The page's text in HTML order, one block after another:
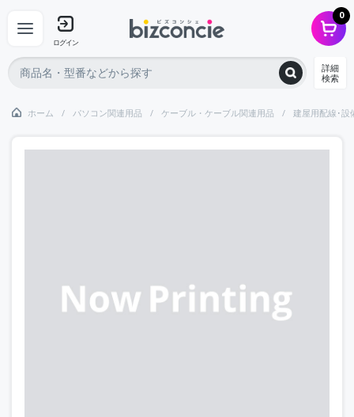
ログイン
0
詳細
検索
ホーム パソコン関連用品 ケーブル・ケーブル関連用品 建屋用配線･設